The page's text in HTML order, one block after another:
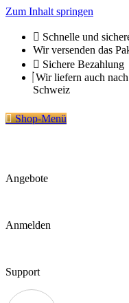
Zum Inhalt springen
Schnelle und
Wir versenden das
Sichere Bezahlung
Wir liefern auch
Schweiz
Shop-Menü
Angebote
Anmelden
Support